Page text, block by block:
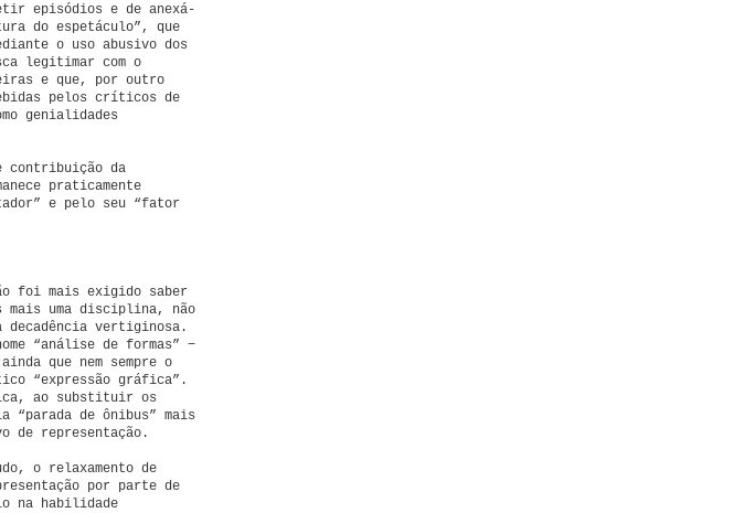
episódios e de anexá-
do espetáculo”, que
o uso abusivo dos
legitimar com o
e que, por outro
pelos críticos de
genialidades
da
praticamente
e pelo seu “fator
foi mais exigido saber
mais uma disciplina, não
vertiginosa.
“análise de formas” −
que nem sempre o
“expressão gráfica”.
ao substituir os
“parada de ônibus” mais
de representação.
o relaxamento de
por parte de
na habilidade